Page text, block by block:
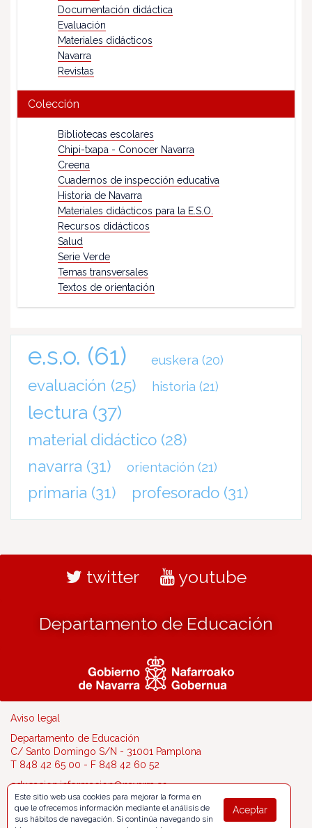
Documentación didáctica
Evaluación
Materiales didácticos
Navarra
Revistas
Colección
Bibliotecas escolares
Chipi-txapa - Conocer Navarra
Creena
Cuadernos de inspección educativa
Historia de Navarra
Materiales didácticos para la E.S.O.
Recursos didácticos
Salud
Serie Verde
Temas transversales
Textos de orientación
e.s.o. (61) euskera (20)
evaluación (25) historia (21)
lectura (37)
material didáctico (28)
navarra (31) orientación (21)
primaria (31) profesorado (31)
twitter youtube
Departamento de Educación
Aviso legal
Departamento de Educación
C/ Santo Domingo S/N - 31001 Pamplona
T 848 42 65 00 - F 848 42 60 52
educacion.informacion@navarra.es
Aceptar
Este sitio web usa cookies para mejorar la forma en
que le ofrecemos información mediante el análisis de
sus hábitos de navegación. Si continúa navegando sin